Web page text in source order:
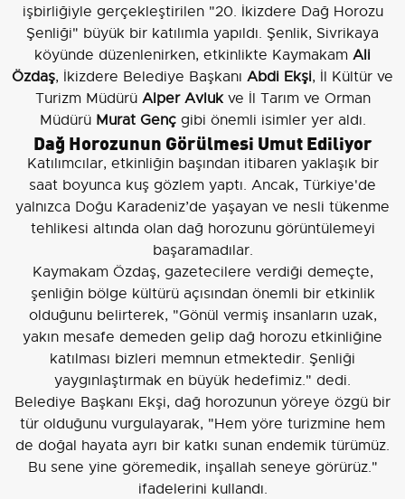
işbirliğiyle gerçekleştirilen "20. İkizdere Dağ Horozu
Şenliği" büyük bir katılımla yapıldı. Şenlik, Sivrikaya
köyünde düzenlenirken, etkinlikte Kaymakam Ali
Özdaş, İkizdere Belediye Başkanı Abdi Ekşi, İl Kültür ve
Turizm Müdürü Alper Avlukve İl Tarım ve Orman
Müdürü Murat Gençgibi önemli isimler yer aldı.
Dağ Horozunun Görülmesi Umut Ediliyor
Katılımcılar, etkinliğin başından itibaren yaklaşık bir
saat boyunca kuş gözlem yaptı. Ancak, Türkiye'de
yalnızca Doğu Karadeniz’de yaşayan ve nesli tükenme
tehlikesi altında olan dağ horozunu görüntülemeyi
başaramadılar.
Kaymakam Özdaş, gazetecilere verdiği demeçte,
şenliğin bölge kültürü açısından önemli bir etkinlik
olduğunu belirterek, "Gönül vermiş insanların uzak,
yakın mesafe demeden gelip dağ horozu etkinliğine
katılması bizleri memnun etmektedir. Şenliği
yaygınlaştırmak en büyük hedefimiz." dedi.
Belediye Başkanı Ekşi, dağ horozunun yöreye özgü bir
tür olduğunu vurgulayarak, "Hem yöre turizmine hem
de doğal hayata ayrı bir katkı sunan endemik türümüz.
Bu sene yine göremedik, inşallah seneye görürüz."
ifadelerini kullandı.